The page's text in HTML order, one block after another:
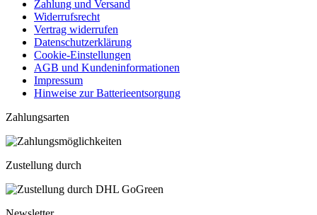
Zahlung und Versand
Widerrufsrecht
Vertrag widerrufen
Datenschutzerklärung
Cookie-Einstellungen
AGB und Kundeninformationen
Impressum
Hinweise zur Batterieentsorgung
Zahlungsarten
Zustellung durch